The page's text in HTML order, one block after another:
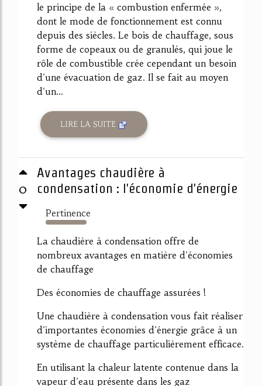
le principe de la « combustion enfermée »,
dont le mode de fonctionnement est connu
depuis des siècles. Le bois de chauffage, sous
forme de copeaux ou de granulés, qui joue le
rôle de combustible crée cependant un besoin
d'une évacuation de gaz. Il se fait au moyen
d'un...
LIRE LA SUITE
0
Avantages chaudière à
condensation : l'économie d'énergie
Pertinence
2492%
La chaudière à condensation offre de
nombreux avantages en matière d'économies
de chauffage
Des économies de chauffage assurées !
Une chaudière à condensation vous fait réaliser
d'importantes économies d'énergie grâce à un
système de chauffage particulièrement efficace.
En utilisant la chaleur latente contenue dans la
vapeur d'eau présente dans les gaz